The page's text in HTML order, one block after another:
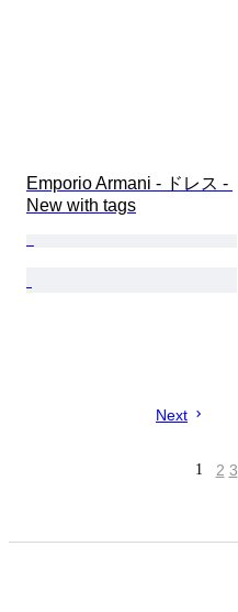
Emporio Armani - ドレス -
New with tags
Next
1 2 3